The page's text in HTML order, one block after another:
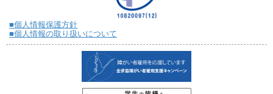
■個人情報保護方針
■個人情報の取り扱いについて